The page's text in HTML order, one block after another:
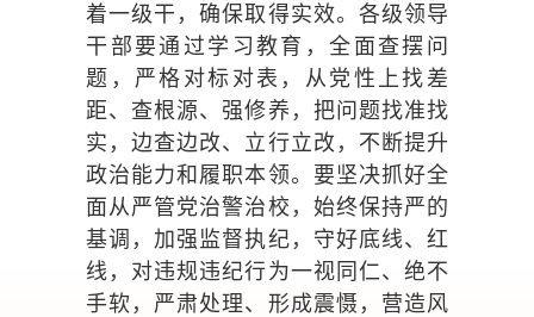
着一级干，确保取得实效。各级领导
干部要通过学习教育，全面查摆问
题，严格对标对表，从党性上找差
距、查根源、强修养，把问题找准找
实，边查边改、立行立改，不断提升
政治能力和履职本领。要坚决抓好全
面从严管党治警治校，始终保持严的
基调，加强监督执纪，守好底线、红
线，对违规违纪行为一视同仁、绝不
手软，严肃处理、形成震慑，营造风